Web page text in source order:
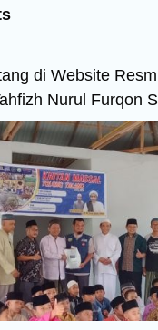
di Website
Nurul Furqon